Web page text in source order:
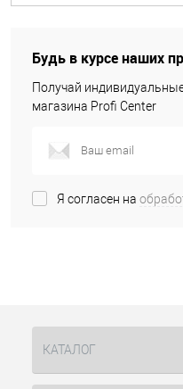
Будь в курсе наших
Получай
магазина Profi Center
Я согласен на
КАТАЛОГ